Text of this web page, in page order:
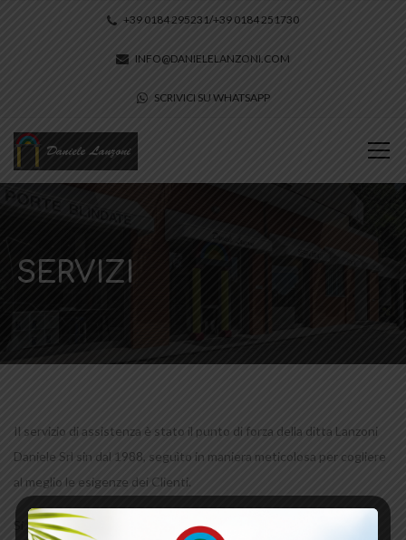
+39 0184 295231/+39 0184 251730
INFO@DANIELELANZONI.COM
SCRIVICI SU WHATSAPP
SERVIZI
Il servizio di assistenza è stato il punto di forza della ditta Lanzoni
Daniele Srl sin dal 1988, seguìto in maniera meticolosa per cogliere
al meglio le esigenze dei Clienti.
Si tratta di una gestione del lavoro a 360° che inizia con